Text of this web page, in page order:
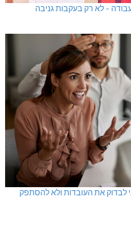
– לא רק בעקבות גניבה
לבדוק את העובדות ולא להסתפק